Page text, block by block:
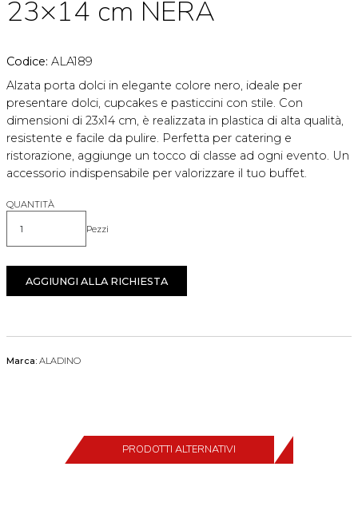
23×14 cm NERA
Codice: ALA189
Alzata porta dolci in elegante colore nero, ideale per
presentare dolci, cupcakes e pasticcini con stile. Con
dimensioni di 23x14 cm, è realizzata in plastica di alta qualità,
resistente e facile da pulire. Perfetta per catering e
ristorazione, aggiunge un tocco di classe ad ogni evento. Un
accessorio indispensabile per valorizzare il tuo buffet.
QUANTITÀ
Quantità Pezzi
AGGIUNGI ALLA RICHIESTA
Marca: ALADINO
PRODOTTI ALTERNATIVI